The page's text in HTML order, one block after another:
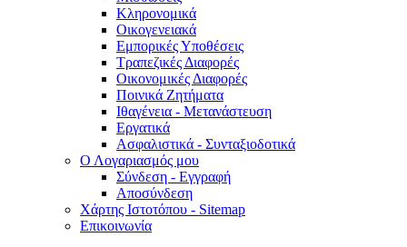
Κληρονομικά
Οικογενειακά
Εμπορικές Υποθέσεις
Τραπεζικές Διαφορές
Οικονομικές Διαφορές
Ποινικά Ζητήματα
Ιθαγένεια - Μετανάστευση
Εργατικά
Ασφαλιστικά - Συνταξιοδοτικά
Ο Λογαριασμός μου
Σύνδεση - Εγγραφή
Αποσύνδεση
Χάρτης Ιστοτόπου - Sitemap
Επικοινωνία